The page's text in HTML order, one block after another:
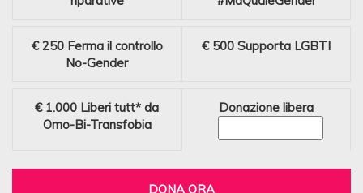
€ 250 Ferma il controllo
No-Gender
€ 500 Supporta LGBTI
€ 1.000 Liberi tutt* da
Omo-Bi-Transfobia
Donazione libera
DONA ORA